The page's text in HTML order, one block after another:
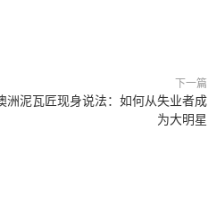
下一篇
洲泥瓦匠现身说法：如何从失业者成
为大明星